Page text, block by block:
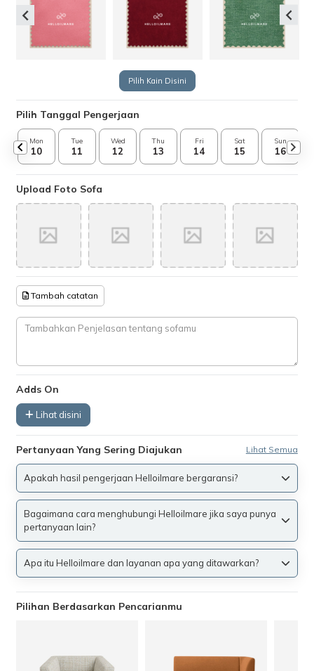
Pilih Kain Disini
Pilih Tanggal Pengerjaan
Mon
10
Tue
11
Wed
12
Thu
13
Fri
14
Sat
15
Sun
16
Upload Foto Sofa
Tambah catatan
Adds On
Lihat disini
Pertanyaan Yang Sering Diajukan Lihat Semua
Apakah hasil pengerjaan Helloilmare bergaransi?
Bagaimana cara menghubungi Helloilmare jika saya punya
pertanyaan lain?
Apa itu Helloilmare dan layanan apa yang ditawarkan?
Pilihan Berdasarkan Pencarianmu